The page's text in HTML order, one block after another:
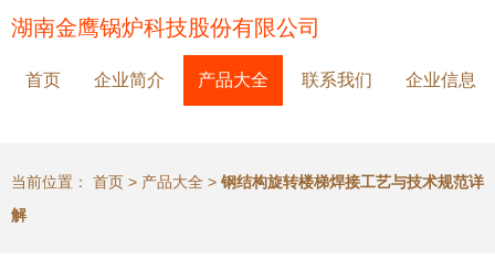
湖南金鹰锅炉科技股份有限公司
首页 企业简介 产品大全 联系我们 企业信息
当前位置： 首页 > 产品大全 > 钢结构旋转楼梯焊接工艺与技术规范详
解